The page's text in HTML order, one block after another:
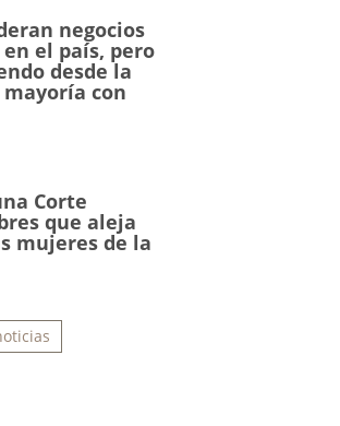
negocios
el país, pero
desde la
mayoría con
Corte
que aleja
mujeres de la